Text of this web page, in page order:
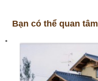
Bạn có thể quan tâm